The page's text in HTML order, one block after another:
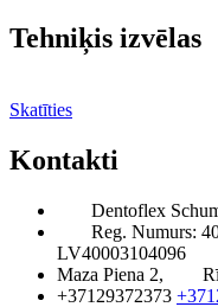
Tehniķis izvēlas
Skatīties
Kontakti
Dentoflex
Reg. Numurs:
LV40003104096
Maza Piena 2,
+37129372373